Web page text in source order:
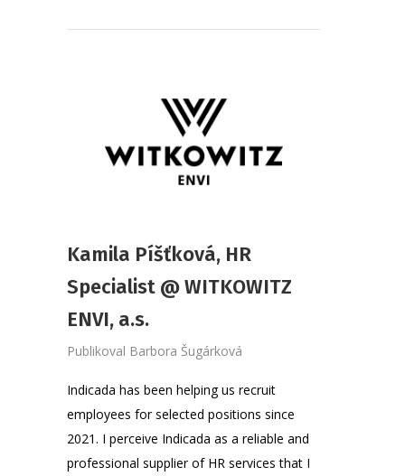
Kamila Píšťková, HR
Specialist @ WITKOWITZ
ENVI, a.s.
Publikoval Barbora Šugárková
Indicada has been helping us recruit
employees for selected positions since
2021. I perceive Indicada as a reliable and
professional supplier of HR services that I